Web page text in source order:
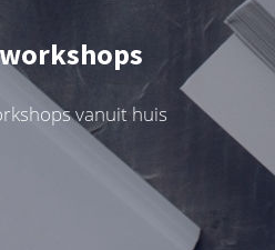
vanuit huis